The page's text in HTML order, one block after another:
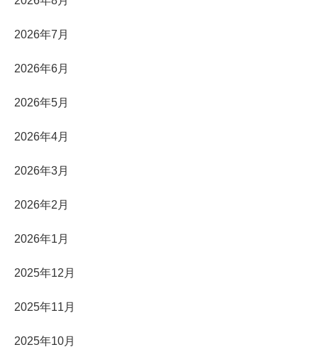
2026年7月
2026年6月
2026年5月
2026年4月
2026年3月
2026年2月
2026年1月
2025年12月
2025年11月
2025年10月